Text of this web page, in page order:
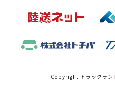
Copyright トラックラ